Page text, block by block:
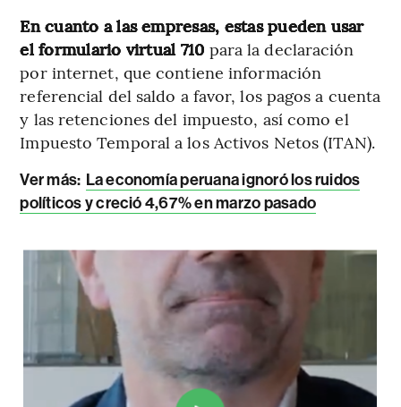
En cuanto a las empresas, estas pueden usar
el formulario virtual 710 para la declaración
por internet, que contiene información
referencial del saldo a favor, los pagos a cuenta
y las retenciones del impuesto, así como el
Impuesto Temporal a los Activos Netos (ITAN).
Ver más: La economía peruana ignoró los ruidos
políticos y creció 4,67% en marzo pasado